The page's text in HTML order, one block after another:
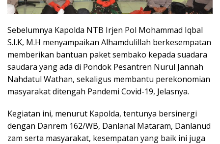
Sebelumnya Kapolda NTB Irjen Pol Mohammad Iqbal
S.I.K, M.H menyampaikan Alhamdulillah berkesempatan
memberikan bantuan paket sembako kepada suadara
saudara yang ada di Pondok Pesantren Nurul Jannah
Nahdatul Wathan, sekaligus membantu perekonomian
masyarakat ditengah Pandemi Covid-19, Jelasnya.
Kegiatan ini, menurut Kapolda, tentunya bersinergi
dengan Danrem 162/WB, Danlanal Mataram, Danlanud
zam serta masyarakat, kesempatan yang baik ini juga